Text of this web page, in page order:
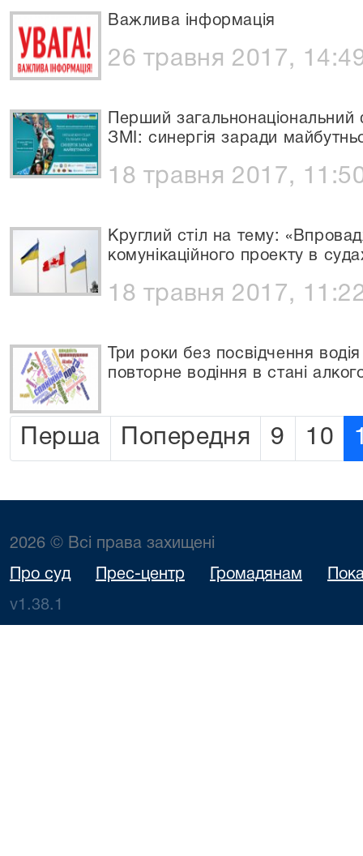
Важлива інформація
26 травня 2017,
Перший
ЗМІ: синергія заради
18 травня 2017,
Круглий стіл на тему:
комунікаційного проекту в
18 травня 2017,
Три роки без посвідчення
повторне водіння в стані
Перша Попередня 9 10
2026 © Всі права захищені
Про суд Прес-центр Громадянам
v1.38.1